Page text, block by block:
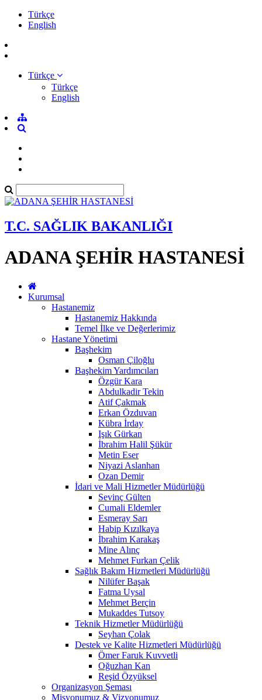
Türkçe
English
Türkçe
Türkçe
English
T.C. SAĞLIK BAKANLIĞI
ADANA ŞEHİR HASTANESİ
Kurumsal
Hastanemiz
Hastanemiz Hakkında
Temel İlke ve Değerlerimiz
Hastane Yönetimi
Başhekim
Osman Çiloğlu
Başhekim Yardımcıları
Özgür Kara
Abdulkadir Tekin
Atif Çakmak
Erkan Özduvan
Kübra İrday
Işık Gürkan
İbrahim Halil Şükür
Metin Eser
Niyazi Aslanhan
Ozan Demir
İdari ve Mali Hizmetler Müdürlüğü
Sevinç Gülten
Cumali Eldemler
Esmeray Sarı
Habip Kızılkaya
İbrahim Karakaş
Mine Alınç
Mehmet Furkan Çelik
Sağlık Bakım Hizmetleri Müdürlüğü
Nilüfer Başak
Fatma Uysal
Mehmet Berçin
Mukaddes Tutsoy
Teknik Hizmetler Müdürlüğü
Seyhan Çolak
Destek ve Kalite Hizmetleri Müdürlüğü
Ömer Faruk Kuvvetli
Oğuzhan Kan
Reşid Özyüksel
Organizasyon Şeması
Misyonumuz & Vizyonumuz